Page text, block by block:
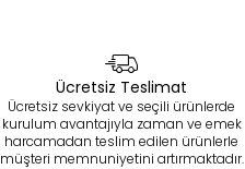
Ücretsiz Teslimat
Ücretsiz sevkiyat ve seçili ürünlerde
kurulum avantajıyla zaman ve emek
harcamadan teslim edilen ürünlerle
müşteri memnuniyetini artırmaktadır.